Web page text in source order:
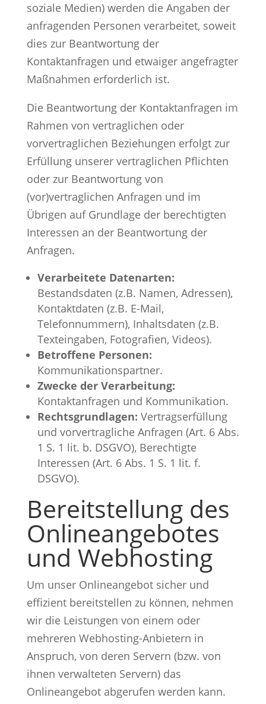
soziale Medien) werden die Angaben der
anfragenden Personen verarbeitet, soweit
dies zur Beantwortung der
Kontaktanfragen und etwaiger angefragter
Maßnahmen erforderlich ist.
Die Beantwortung der Kontaktanfragen im
Rahmen von vertraglichen oder
vorvertraglichen Beziehungen erfolgt zur
Erfüllung unserer vertraglichen Pflichten
oder zur Beantwortung von
(vor)vertraglichen Anfragen und im
Übrigen auf Grundlage der berechtigten
Interessen an der Beantwortung der
Anfragen.
Verarbeitete Datenarten:
Bestandsdaten (z.B. Namen, Adressen),
Kontaktdaten (z.B. E-Mail,
Telefonnummern), Inhaltsdaten (z.B.
Texteingaben, Fotografien, Videos).
Betroffene Personen:
Kommunikationspartner.
Zwecke der Verarbeitung:
Kontaktanfragen und Kommunikation.
Rechtsgrundlagen: Vertragserfüllung
und vorvertragliche Anfragen (Art. 6 Abs.
1 S. 1 lit. b. DSGVO), Berechtigte
Interessen (Art. 6 Abs. 1 S. 1 lit. f.
DSGVO).
Bereitstellung des
Onlineangebotes
und Webhosting
Um unser Onlineangebot sicher und
effizient bereitstellen zu können, nehmen
wir die Leistungen von einem oder
mehreren Webhosting-Anbietern in
Anspruch, von deren Servern (bzw. von
ihnen verwalteten Servern) das
Onlineangebot abgerufen werden kann.